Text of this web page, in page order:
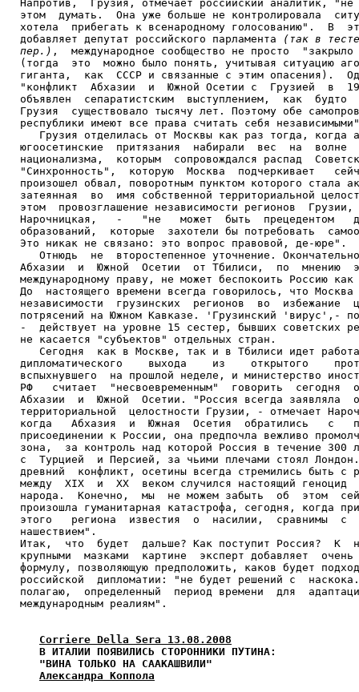
Напротив,  Грузия, отмечает российский аналитик,
этом  думать.  Она уже больше не контролировала
хотела  прибегать к всенародному голосованию".  В
добавляет депутат российского парламента
(так в
пер.) ,  международное сообщество не просто
(тогда  это  можно было понять, учитывая ситуацию
гиганта,  как  СССР и связанные с этим опасения).
"конфликт  Абхазии  и  Южной Осетии с  Грузией  в
объявлен  сепаратистским  выступлением,  как  будто
Грузия  существовало тысячу лет. Поэтому обе
республики имеют все права считать себя
Грузия отделилась от Москвы как раз тогда, когда
югоосетинские  притязания  набирали  вес  на  волне
национализма,  которым  сопровождался распад
"Синхронность",  которую  Москва  подчеркивает
произошел обвал, поворотным пунктом которого стала
затеянная  во  имя собственной территориальной
этом  провозглашение независимости регионов
Нарочницкая,   -   "не   может  быть  прецедентом
образований,  которые  захотели бы потребовать
Это никак не связано: это вопрос правовой, де-юре".
Отнюдь  не  второстепенное уточнение.
Абхазии  и  Южной  Осетии  от Тбилиси,  по  мнению
международному праву, не может беспокоить Россию
До  настоящего времени всегда говорилось, что
независимости  грузинских  регионов  во  избежание
потрясений на Южном Кавказе. 'Грузинский 'вирус',-
-  действует на уровне 15 сестер, бывших советских
не касается "субъектов" отдельных стран.
Сегодня  как в Москве, так и в Тбилиси идет
дипломатического    выхода    из    открытого
вспыхнувшего  на прошлой неделе, и министерство
РФ   считает  "несвоевременным"  говорить  сегодня
Абхазии  и  Южной  Осетии. "Россия всегда заявляла
территориальной  целостности Грузии, - отмечает
когда   Абхазия  и  Южная  Осетия  обратились   с
присоединении к России, она предпочла вежливо
зона,  за контроль над которой Россия в течение 300
с  Турцией  и Персией, за чьими плечами стоял
древний  конфликт, осетины всегда стремились быть с
между  ХIХ  и  ХX  веком случился настоящий геноцид
народа.  Конечно,  мы  не можем забыть  об  этом
произошла гуманитарная катастрофа, сегодня, когда
этого   региона  известия  о  насилии,  сравнимы  с
нашествием".
Итак,  что  будет  дальше? Как поступит Россия?  К
крупными  мазками  картине  эксперт добавляет  очень
формулу, позволяющую предположить, каков будет
российской  дипломатии: "не будет решений с
полагаю,  определенный  период времени  для
международным реалиям".
Corriere Della Sera 13.08.2008
В ИТАЛИИ ПОЯВИЛИСЬ СТОРОННИКИ ПУТИНА:
   "ВИНА ТОЛЬКО НА СААКАШВИЛИ"
Александра Коппола